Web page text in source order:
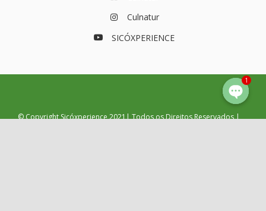
Culnatur
SICÓXPERIENCE
© Copyright Sicóxperience 2021| Todos os Direitos Reservados |
1